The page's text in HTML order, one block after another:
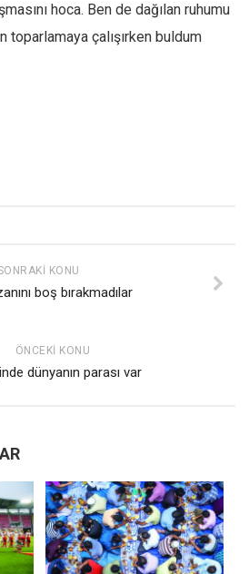
hoca. Ben de dağılan ruhumu
toparlamaya çalışırken buldum
KONU
boş bırakmadılar
ÖNCEKI KONU
dünyanın parası var